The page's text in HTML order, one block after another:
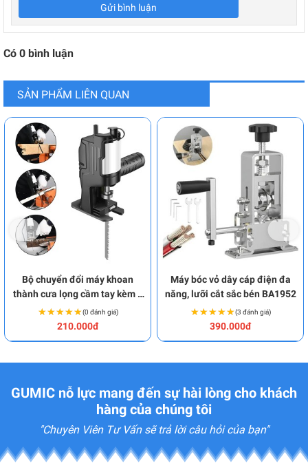
Gửi bình luận
Có 0 bình luận
SẢN PHẨM LIÊN QUAN
Bộ chuyển đổi máy khoan
thành cưa lọng cầm tay kèm 3
lưỡi cưa đa năng BA2024
★★★★★
★★★★★(0 đánh giá)
210.000đ
Máy bóc vỏ dây cáp điện đa
năng, lưỡi cắt sắc bén BA1952
★★★★★
★★★★★(3 đánh giá)
390.000đ
GUMIC nỗ lực mang đến sự hài lòng cho khách
hàng của chúng tôi
"Chuyên Viên Tư Vấn sẽ trả lời câu hỏi của bạn"